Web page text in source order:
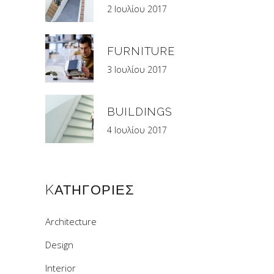
2 Ιουλίου 2017
FURNITURE
3 Ιουλίου 2017
BUILDINGS
4 Ιουλίου 2017
KΑΤΗΓΟΡΊΕΣ
Architecture
Design
Interior